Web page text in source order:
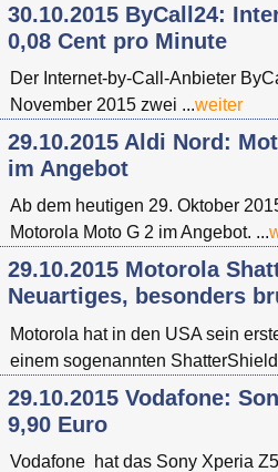
30.10.2015 ByCall24:
0,08 Cent pro Minute
Der Internet-by-Call-Anbieter
November 2015 zwei ...weiter
29.10.2015 Aldi Nord:
im Angebot
Ab dem heutigen 29. Oktober
Motorola Moto G 2 im Angebot. ...
29.10.2015 Motorola
Neuartiges, besonders
Motorola hat in den USA sein
einem sogenannten
29.10.2015 Vodafone:
9,90 Euro
Vodafone hat das Sony Xperia